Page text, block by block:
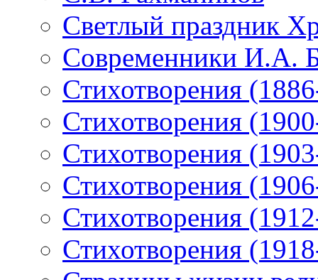
Светлый праздник
Современники И.А.
Стихотворения
Стихотворения
Стихотворения
Стихотворения
Стихотворения
Стихотворения